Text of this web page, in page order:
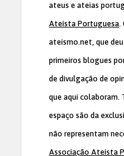
ateus e ateias
Ateísta Portuguesa.
ateismo.net, que
primeiros blogues
de divulgação de
que aqui
espaço são da
não representam
Associação Ateísta